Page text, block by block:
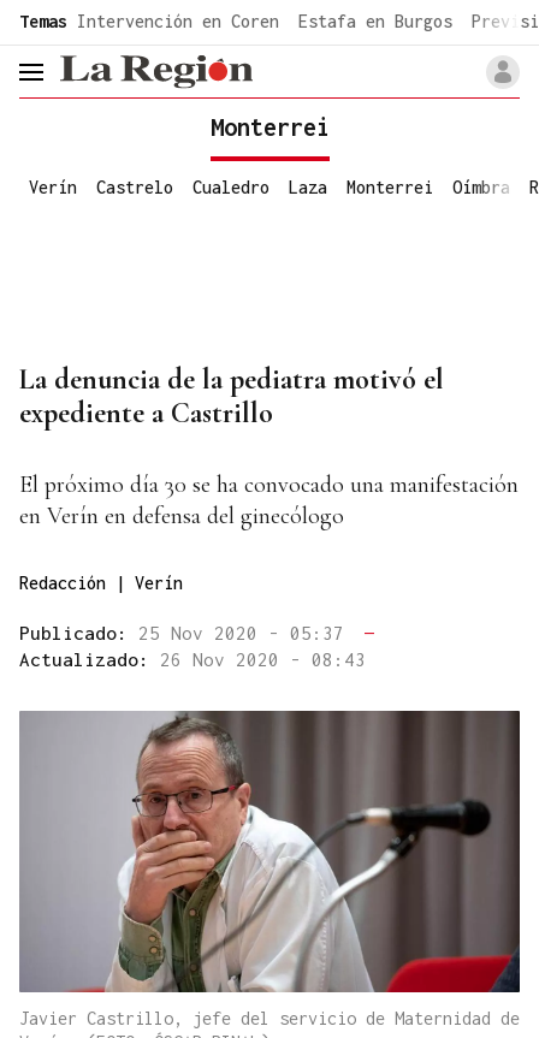
common.go-to-content
Temas Intervención en Coren Estafa en Burgos
header.menu.open
Monterrei
Verín Castrelo Cualedro Laza Monterrei Oímbra
La denuncia de la pediatra motivó el
expediente a Castrillo
El próximo día 30 se ha convocado una manifestación
en Verín en defensa del ginecólogo
Redacción | Verín
Publicado: 25 Nov 2020 - 05:37
—
Actualizado: 26 Nov 2020 - 08:43
Javier Castrillo, jefe del servicio de Maternidad de